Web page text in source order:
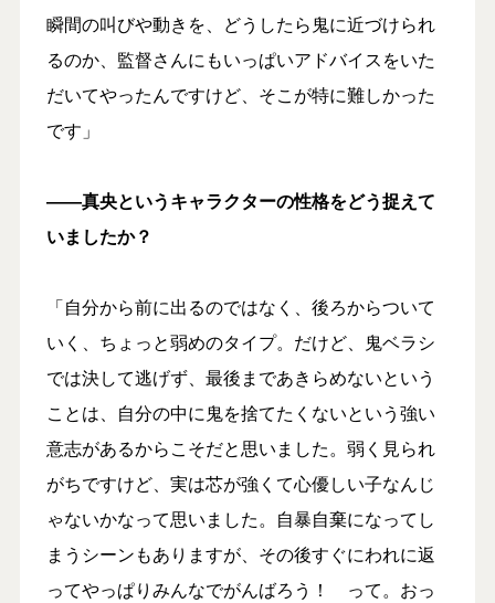
瞬間の叫びや動きを、どうしたら鬼に近づけられ
るのか、監督さんにもいっぱいアドバイスをいた
だいてやったんですけど、そこが特に難しかった
です」
――真央というキャラクターの性格をどう捉えて
いましたか？
「自分から前に出るのではなく、後ろからついて
いく、ちょっと弱めのタイプ。だけど、鬼ベラシ
では決して逃げず、最後まであきらめないという
ことは、自分の中に鬼を捨てたくないという強い
意志があるからこそだと思いました。弱く見られ
がちですけど、実は芯が強くて心優しい子なんじ
ゃないかなって思いました。自暴自棄になってし
まうシーンもありますが、その後すぐにわれに返
ってやっぱりみんなでがんばろう！ って。おっ